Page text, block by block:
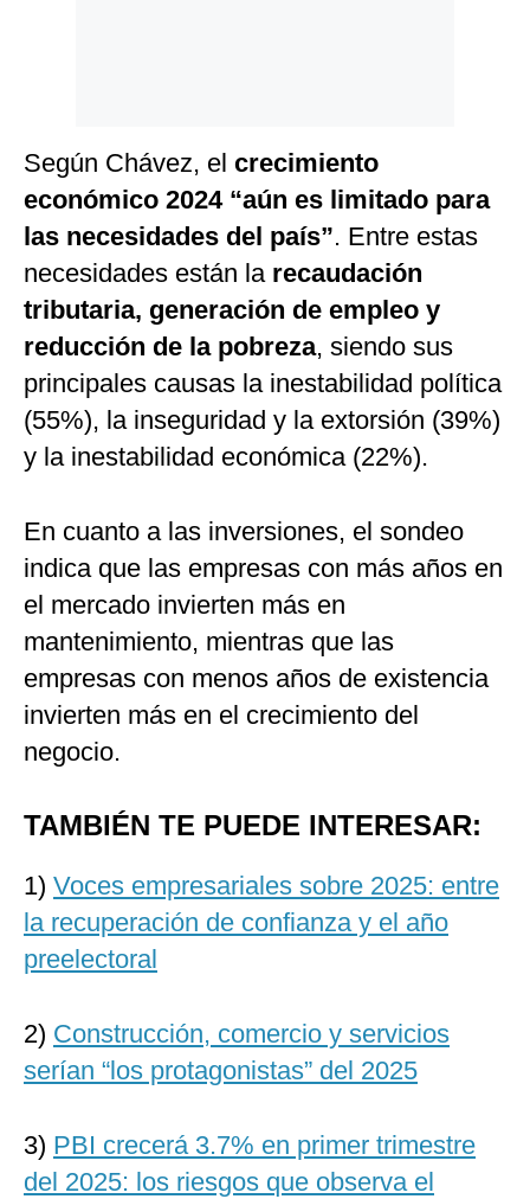
Según Chávez, el crecimiento
económico 2024 “aún es limitado para
las necesidades del país”. Entre estas
necesidades están la recaudación
tributaria, generación de empleo y
reducción de la pobreza, siendo sus
principales causas la inestabilidad política
(55%), la inseguridad y la extorsión (39%)
y la inestabilidad económica (22%).
En cuanto a las inversiones, el sondeo
indica que las empresas con más años en
el mercado invierten más en
mantenimiento, mientras que las
empresas con menos años de existencia
invierten más en el crecimiento del
negocio.
TAMBIÉN TE PUEDE INTERESAR:
1) Voces empresariales sobre 2025: entre
la recuperación de confianza y el año
preelectoral
2) Construcción, comercio y servicios
serían “los protagonistas” del 2025
3) PBI crecerá 3.7% en primer trimestre
del 2025: los riesgos que observa el